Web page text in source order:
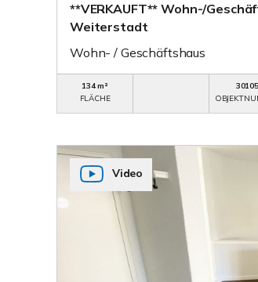
**VERKAUFT** Wohn-/
Weiterstadt
Wohn- / Geschäftshaus
134 m²
FLÄCHE
30105
Video